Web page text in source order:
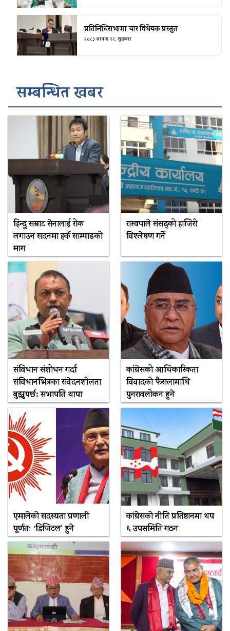
प्रतिनिधिसभामा चार विधेयक प्रस्तुत
२०८३ श्रावण २२, शुक्रबार
सम्बन्धित खबर
हिन्दु सम्राट सेनालाई रोक
लगाउन सदनमा हर्क साम्पाङको
माग
रास्वपाले संसद्को हाजिरी
विश्लेषण गर्ने
संविधान संशोधन गर्दा
संविधानभित्रका संवेदनशीलता
बुझ्नुपर्छ: सभापति थापा
कांग्रेसको आधिकारिकता
विवादको फैसलामाथि
पुनरावलोकन हुने
एमालेको सदस्यता प्रणाली
पूर्णतः ‘डिजिटल’ हुने
कांग्रेसको नीति प्रतिष्ठानमा थप
६ उपसमिति गठन